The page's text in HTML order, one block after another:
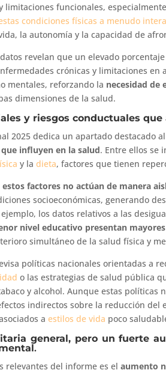
limitaciones funcionales,
condiciones físicas a menudo
la autonomía y la capacidad de
revelan que un elevado
crónicas y limita­ciones en
mentales, reforzando la necesidad de
dimensiones de la salud.
y riesgos conductuales
2025 dedica un apartado destacado
influyen en la salud. Entre ellos se
y ladieta, factores que tienen
estos factores no actúan de manera
socioeconómicas, generando
los datos relativos a las
nivel educativo presentan
simultáneo de la salud física y
políticas nacionales orientadas a
o las estrategias de salud pública
y alcohol. Aunque estas políticas
indirectos sobre la reducción del
aestilos de vida poco
general, pero un fuerte
.
relevantes del informe es elaumento